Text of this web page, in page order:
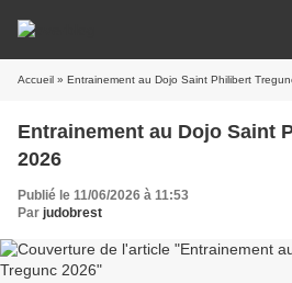
Accueil » Entrainement au Dojo Saint Philibert
Entrainement au Dojo Saint
2026
Publié le 11/06/2026 à 11:53
Par judobrest